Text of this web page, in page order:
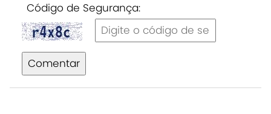
Código de Segurança:
Comentar